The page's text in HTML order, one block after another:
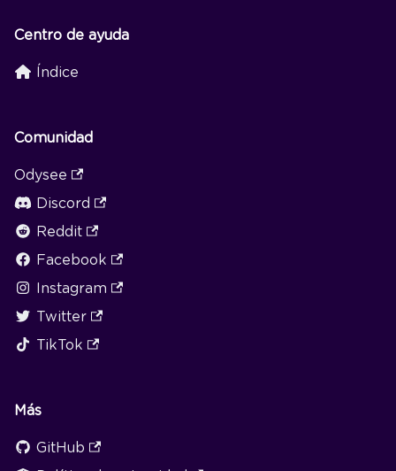
Centro de ayuda
Índice
Comunidad
Odysee
Discord
Reddit
Facebook
Instagram
Twitter
TikTok
Más
GitHub